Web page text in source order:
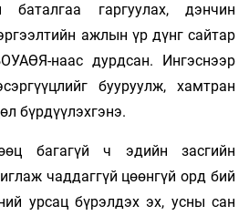
баталгаа гаргуулах, дэнчин
ажлын үр дүнг сайтар
наас дурдсан. Ингэснээр
бууруулж, хамтран
бүрдүүлэхгэнэ.
багагүй ч эдийн засгийн
чаддаггүй цөөнгүй орд бий
урсац бүрэлдэх эх, усны сан